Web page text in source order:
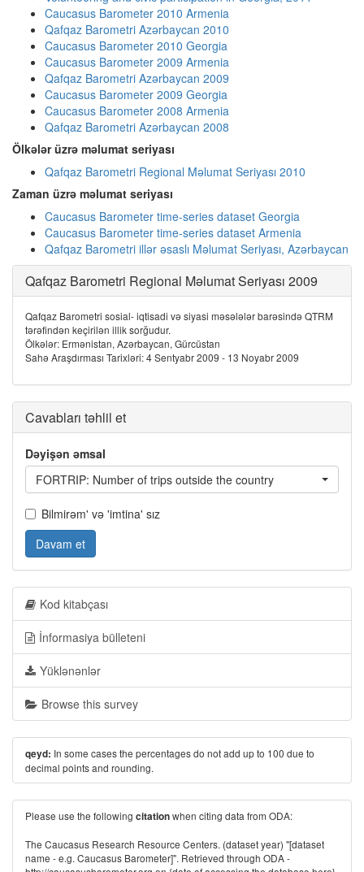
Caucasus Barometer 2010 Armenia
Qafqaz Barometri Azərbaycan 2010
Caucasus Barometer 2010 Georgia
Caucasus Barometer 2009 Armenia
Qafqaz Barometri Azərbaycan 2009
Caucasus Barometer 2009 Georgia
Caucasus Barometer 2008 Armenia
Qafqaz Barometri Azərbaycan 2008
Ölkələr üzrə məlumat seriyası
Qafqaz Barometri Regional Məlumat Seriyası 2010
Zaman üzrə məlumat seriyası
Caucasus Barometer time-series dataset Georgia
Caucasus Barometer time-series dataset Armenia
Qafqaz Barometri illər əsaslı Məlumat Seriyası, Azərbaycan
Qafqaz Barometri Regional Məlumat Seriyası 2009
Qafqaz Barometri sosial- iqtisadi və siyasi məsələlər barəsində QTRM
tərəfindən keçirilən illik sorğudur.
Ölkələr: Ermənistan, Azərbaycan, Gürcüstan
Sahə Araşdırması Tarixləri: 4 Sentyabr 2009 - 13 Noyabr 2009
Cavabları təhlil et
Dəyişən əmsal
FORTRIP: Number of trips outside the country
Bilmirəm' və 'imtina' sız
Davam et
Kod kitabçası
İnformasiya bülleteni
Yüklənənlər
Browse this survey
qeyd: In some cases the percentages do not add up to 100 due to
decimal points and rounding.
Please use the following citationwhen citing data from ODA:
The Caucasus Research Resource Centers. (dataset year) "[dataset
name - e.g. Caucasus Barometer]". Retrieved through ODA -